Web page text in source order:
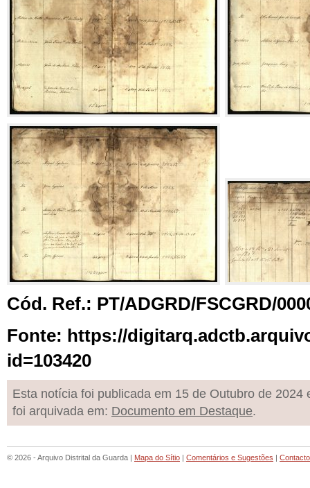
Cód. Ref.: PT/ADGRD/FSCGRD/
Fonte: https://
id=103420
Esta notícia foi publicada em 15 de Outubro de 2024
foi arquivada em: Documento em Destaque.
© 2026 - Arquivo Distrital da Guarda | Mapa do Sítio | Comentários e Sugestões |